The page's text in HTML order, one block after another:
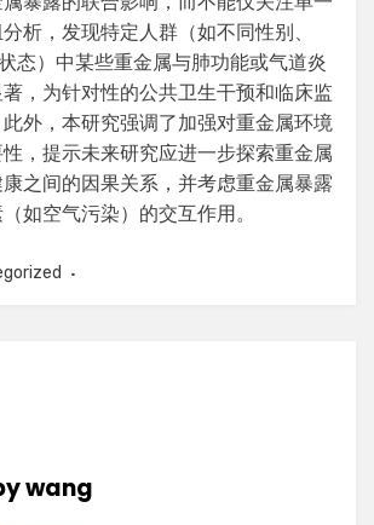
析，发现特定人群（如不同性别、
态）中某些重金属与肺功能或气道炎
，为针对性的公共卫生干预和临床监
外，本研究强调了加强对重金属环境
，提示未来研究应进一步探索重金属
之间的因果关系，并考虑重金属暴露
如空气污染）的交互作用。
wang